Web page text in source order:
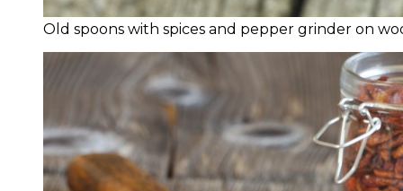
Old spoons with spices and pepper grinder on